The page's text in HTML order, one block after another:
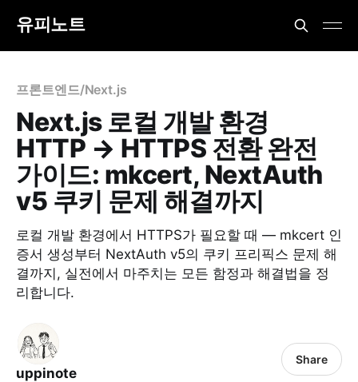
유피노트
프론트엔드/Next.js
Next.js 로컬 개발 환경
HTTP → HTTPS 전환 완전
가이드: mkcert, NextAuth
v5 쿠키 문제 해결까지
로컬 개발 환경에서 HTTPS가 필요할 때 — mkcert 인
증서 생성부터 NextAuth v5의 쿠키 프리픽스 문제 해
결까지, 실전에서 마주치는 모든 함정과 해결법을 정
리합니다.
uppinote
Share